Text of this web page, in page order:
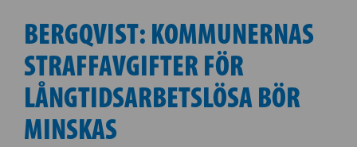
BERGQVIST: KOMMUNERNAS
STRAFFAVGIFTER FÖR
LÅNGTIDSARBETSLÖSA BÖR
MINSKAS